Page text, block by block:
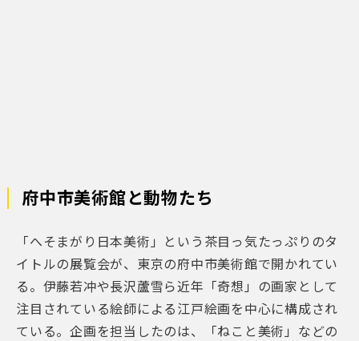
府中市美術館と動物たち
「へそまがり日本美術」という茶目っ気たっぷりのタ
イトルの展覧会が、東京の府中市美術館で開かれてい
る。伊藤若冲や長沢蘆雪ら近年「奇想」の画家として
注目されている絵師による江戸絵画を中心に構成され
ている。企画を担当したのは、「ねこと美術」などの